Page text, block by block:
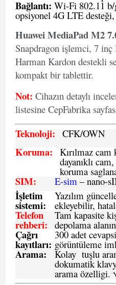
Bağlantı: Wi-Fi 802.11
opsiyonel 4G LTE
Huawei MediaPad M2
Snapdragon işlemci, 7
Harman Kardon destekli
kompakt bir tablettir.
Not: Cihazın detaylı
listesine CepFabrika
Teknoloji: CFK/OWN
Koruma: Kırılmaz cam
dayanıklı
koruma
SIM: E-sim – nano-
İşletim
sistemi:
Yazılım
ekleyebilir,
Telefon
rehberi:
Tam kapasite
depolama
Çağrı
kayıtları:
300 adet
görüntüleme
Arama: Kolay tuşlu
dokumatik
arama özelligi.